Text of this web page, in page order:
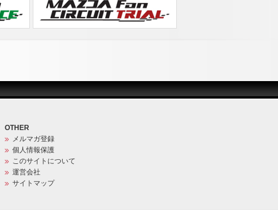
OTHER
メルマガ登録
個人情報保護
このサイトについて
運営会社
サイトマップ